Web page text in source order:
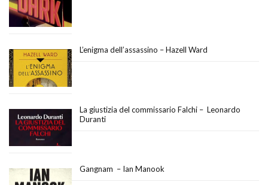
L’enigma dell’assassino – Hazell Ward
La giustizia del commissario Falchi – Leonardo
Duranti
Gangnam – Ian Manook